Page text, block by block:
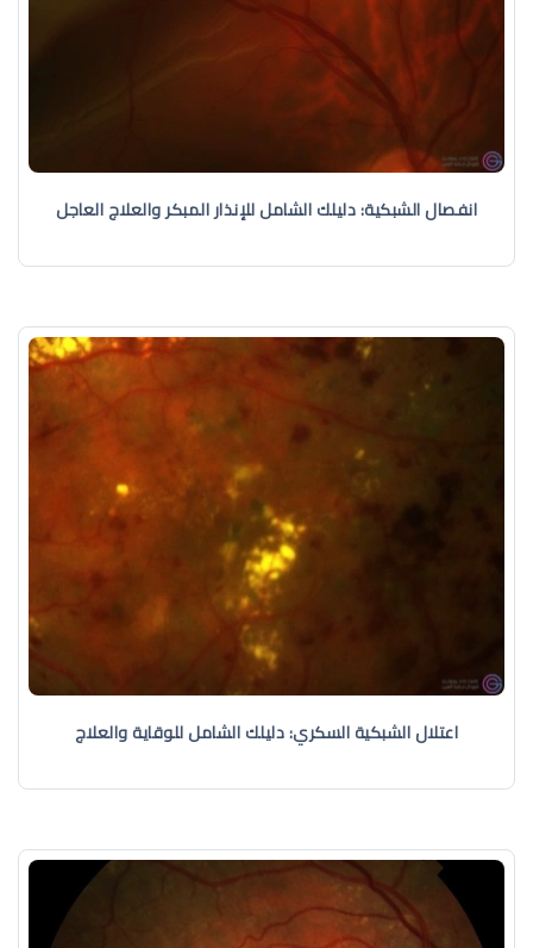
انفصال الشبكية: دليلك الشامل للإنذار المبكر والعلاج العاجل
اعتلال الشبكية السكري: دليلك الشامل للوقاية والعلاج